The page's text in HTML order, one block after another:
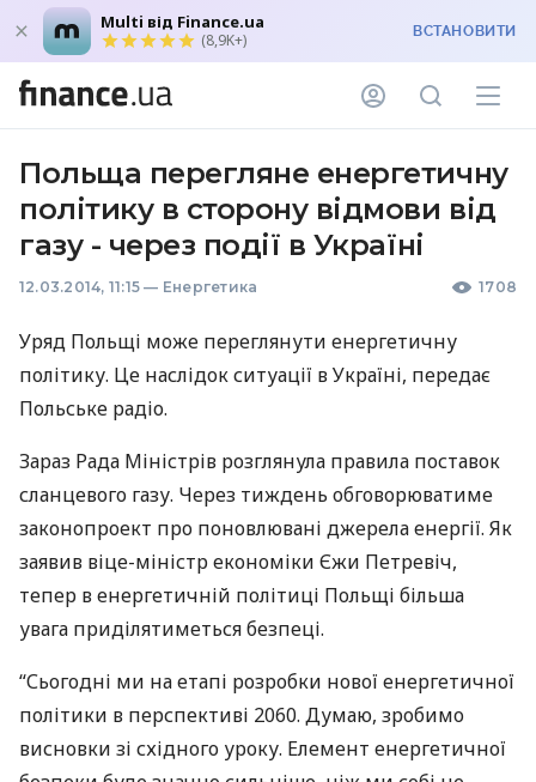
Multi від Finance.ua
(8,9K+) ВСТАНОВИТИ
Польща перегляне енергетичну
політику в сторону відмови від
газу - через події в Україні
12.03.2014, 11:15 — Енергетика 1708
Уряд Польщі може переглянути енергетичну
політику. Це наслідок ситуації в Україні, передає
Польське радіо.
Зараз Рада Міністрів розглянула правила поставок
сланцевого газу. Через тиждень обговорюватиме
законопроект про поновлювані джерела енергії. Як
заявив віце-міністр економіки Єжи Петревіч,
тепер в енергетичній політиці Польщі більша
увага приділятиметься безпеці.
“Сьогодні ми на етапі розробки нової енергетичної
політики в перспективі 2060. Думаю, зробимо
висновки зі східного уроку. Елемент енергетичної